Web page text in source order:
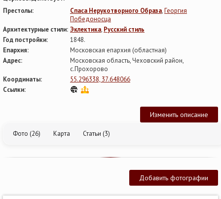
Престолы:
Спаса Нерукотворного Образа,Георгия
Победоносца
Архитектурные стили: Эклектика, Русский стиль
Год постройки:
1848.
Епархия:
Московская епархия (областная)
Адрес:
Московская область, Чеховский район,
с.Прохорово
Координаты:
55.296338, 37.648066
Ссылки:
Изменить описание
Фото (26) Карта Статьи (3)
Добавить фотографии